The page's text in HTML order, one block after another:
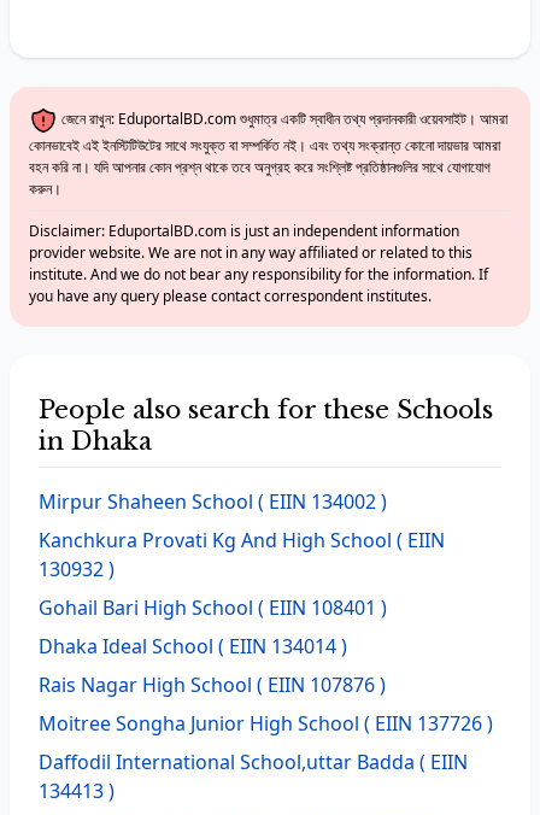
জেনে রাখুন: EduportalBD.com শুধুমাত্র একটি স্বাধীন তথ্য প্রদানকারী ওয়েবসাইট। আমরা
কোনভাবেই এই ইনস্টিটিউটের সাথে সংযুক্ত বা সম্পর্কিত নই। এবং তথ্য সংক্রান্ত কোনো দায়ভার আমরা
বহন করি না। যদি আপনার কোন প্রশ্ন থাকে তবে অনুগ্রহ করে সংশ্লিষ্ট প্রতিষ্ঠানগুলির সাথে যোগাযোগ
করুন।
Disclaimer: EduportalBD.com is just an independent information
provider website. We are not in any way affiliated or related to this
institute. And we do not bear any responsibility for the information. If
you have any query please contact correspondent institutes.
People also search for these Schools
in Dhaka
Mirpur Shaheen School ( EIIN 134002 )
Kanchkura Provati Kg And High School ( EIIN
130932 )
Gohail Bari High School ( EIIN 108401 )
Dhaka Ideal School ( EIIN 134014 )
Rais Nagar High School ( EIIN 107876 )
Moitree Songha Junior High School ( EIIN 137726 )
Daffodil International School,uttar Badda ( EIIN
134413 )